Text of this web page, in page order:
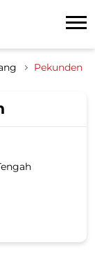
Pekunden